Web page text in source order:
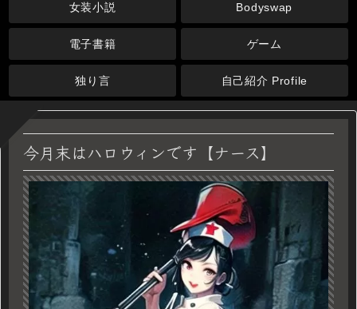
女装小説 Bodyswap
電子書籍 ゲーム
独り言 自己紹介 Profile
今月末はハロウィンです【ナース】